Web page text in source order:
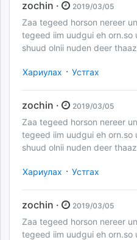
zochin · 2019/03/05
Zaa tegeed horson nereer unseed
tegeed iim uudgui eh orn.so urvasan uls.g uruvdujgui
Хариулах · Устгах
zochin · 2019/03/05
Zaa tegeed horson nereer unseed
tegeed iim uudgui eh orn.so urvasan uls.g uruvdujgui
Хариулах · Устгах
zochin · 2019/03/05
Zaa tegeed horson nereer unseed
tegeed iim uudgui eh orn.so urvasan uls.g uruvdujgui